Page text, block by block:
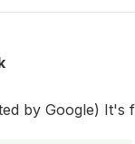
by Google) It's